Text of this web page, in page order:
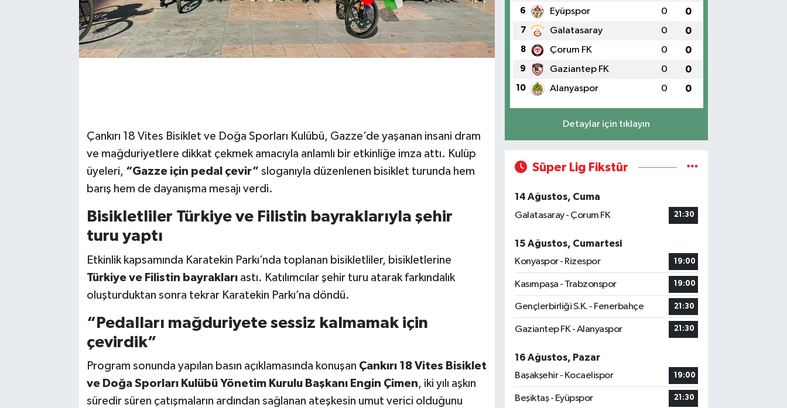
Çankırı 18 Vites Bisiklet ve Doğa Sporları Kulübü, Gazze’de yaşanan insani dram
ve mağduriyetlere dikkat çekmek amacıyla anlamlı bir etkinliğe imza attı. Kulüp
üyeleri, “Gazze için pedal çevir” sloganıyla düzenlenen bisiklet turunda hem
barış hem de dayanışma mesajı verdi.
Bisikletliler Türkiye ve Filistin bayraklarıyla şehir
turu yaptı
Etkinlik kapsamında Karatekin Parkı’nda toplanan bisikletliler, bisikletlerine
Türkiye ve Filistin bayraklarıastı. Katılımcılar şehir turu atarak farkındalık
oluşturduktan sonra tekrar Karatekin Parkı’na döndü.
“Pedalları mağduriyete sessiz kalmamak için
çevirdik”
Program sonunda yapılan basın açıklamasında konuşan Çankırı 18 Vites Bisiklet
ve Doğa Sporları Kulübü Yönetim Kurulu Başkanı Engin Çimen, iki yılı aşkın
süredir süren çatışmaların ardından sağlanan ateşkesin umut verici olduğunu
6 Eyüpspor 0 0
7 Galatasaray 0 0
8 Çorum FK 0 0
9 Gaziantep FK 0 0
10 Alanyaspor 0 0
Detaylar için tıklayın
Süper Lig Fikstür
14 Ağustos, Cuma
Galatasaray - Çorum FK
21:30
15 Ağustos, Cumartesi
Konyaspor - Rizespor
19:00
Kasımpaşa - Trabzonspor 19:00
Gençlerbirliği S.K. - Fenerbahçe 21:30
Gaziantep FK - Alanyaspor 21:30
16 Ağustos, Pazar
Başakşehir - Kocaelispor
19:00
Beşiktaş - Eyüpspor 21:30